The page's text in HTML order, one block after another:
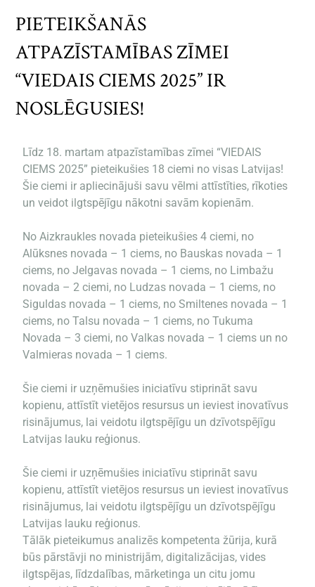
PIETEIKŠANĀS
ATPAZĪSTAMĪBAS ZĪMEI
“VIEDAIS CIEMS 2025” IR
NOSLĒGUSIES!
Līdz 18. martam atpazīstamības zīmei “VIEDAIS
CIEMS 2025” pieteikušies 18 ciemi no visas Latvijas!
Šie ciemi ir apliecinājuši savu vēlmi attīstīties, rīkoties
un veidot ilgtspējīgu nākotni savām kopienām.
No Aizkraukles novada pieteikušies 4 ciemi, no
Alūksnes novada – 1 ciems, no Bauskas novada – 1
ciems, no Jelgavas novada – 1 ciems, no Limbažu
novada – 2 ciemi, no Ludzas novada – 1 ciems, no
Siguldas novada – 1 ciems, no Smiltenes novada – 1
ciems, no Talsu novada – 1 ciems, no Tukuma
Novada – 3 ciemi, no Valkas novada – 1 ciems un no
Valmieras novada – 1 ciems.
Šie ciemi ir uzņēmušies iniciatīvu stiprināt savu
kopienu, attīstīt vietējos resursus un ieviest inovatīvus
risinājumus, lai veidotu ilgtspējīgu un dzīvotspējīgu
Latvijas lauku reģionus.
Šie ciemi ir uzņēmušies iniciatīvu stiprināt savu
kopienu, attīstīt vietējos resursus un ieviest inovatīvus
risinājumus, lai veidotu ilgtspējīgu un dzīvotspējīgu
Latvijas lauku reģionus.
Tālāk pieteikumus analizēs kompetenta žūrija, kurā
būs pārstāvji no ministrijām, digitalizācijas, vides
ilgtspējas, līdzdalības, mārketinga un citu jomu